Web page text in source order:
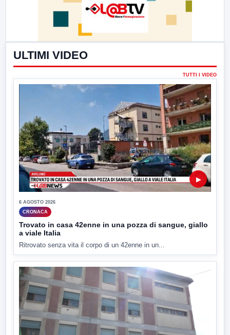
ULTIMI VIDEO
TUTTI I VIDEO
▶
6 AGOSTO 2026
CRONACA
Trovato in casa 42enne in una pozza di sangue, giallo
a viale Italia
Ritrovato senza vita il corpo di un 42enne in un...